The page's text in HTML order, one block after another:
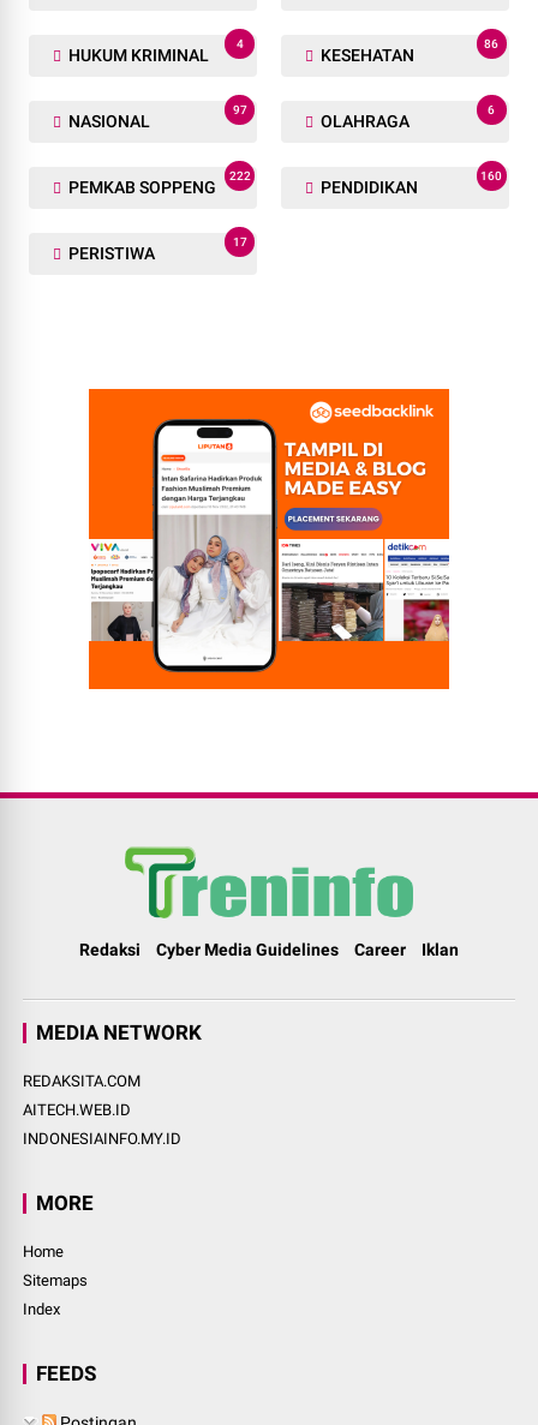
HUKUM KRIMINAL
4
KESEHATAN
86
NASIONAL
97
OLAHRAGA
6
PEMKAB SOPPENG
222
PENDIDIKAN
160
PERISTIWA
17
Redaksi Cyber Media Guidelines Career Iklan
MEDIA NETWORK
REDAKSITA.COM
AITECH.WEB.ID
INDONESIAINFO.MY.ID
MORE
Home
Sitemaps
Index
FEEDS